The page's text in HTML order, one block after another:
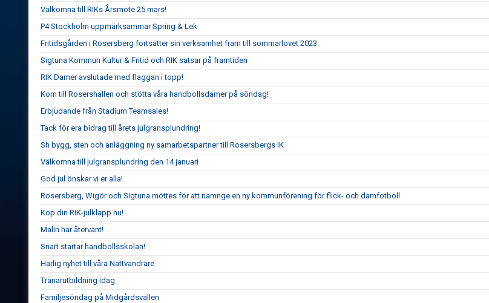
Välkomna till RIKs Årsmöte 25 mars!
P4 Stockholm uppmärksammar Spring & Lek
Fritidsgården i Rosersberg fortsätter sin verksamhet fram till sommarlovet 2023
Sigtuna Kommun Kultur & Fritid och RIK satsar på framtiden
RIK Damer avslutade med flaggan i topp!
Kom till Rosershallen och stötta våra handbollsdamer på söndag!
Erbjudande från Stadium Teamsales!
Tack för era bidrag till årets julgransplundring!
Sh bygg, sten och anläggning ny samarbetspartner till Rosersbergs IK
Välkomna till julgransplundring den 14 januari
God jul önskar vi er alla!
Rosersberg, Wigör och Sigtuna möttes för att namnge en ny kommunförening för flick- och damfotboll
Köp din RIK-julklapp nu!
Malin har återvänt!
Snart startar handbollsskolan!
Härlig nyhet till våra Nattvandrare
Tränarutbildning idag
Familjesöndag på Midgårdsvallen